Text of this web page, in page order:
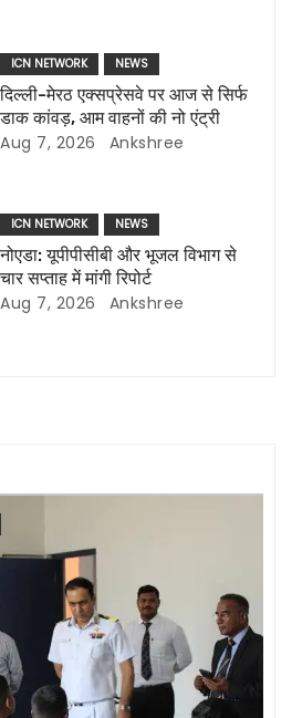
ICN NETWORK NEWS
दिल्ली-मेरठ एक्सप्रेसवे पर आज से सिर्फ
डाक कांवड़, आम वाहनों की नो एंट्री
Aug 7, 2026 Ankshree
ICN NETWORK NEWS
नोएडा: यूपीपीसीबी और भूजल विभाग से
चार सप्ताह में मांगी रिपोर्ट
Aug 7, 2026 Ankshree